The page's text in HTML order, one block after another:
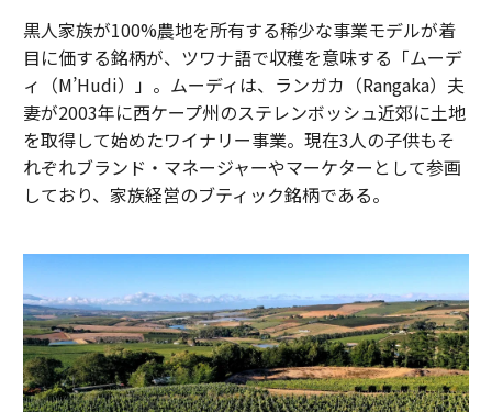
黒人家族が100%農地を所有する稀少な事業モデルが着
目に価する銘柄が、ツワナ語で収穫を意味する「ムーデ
ィ（M’Hudi）」。ムーディは、ランガカ（Rangaka）夫
妻が2003年に西ケープ州のステレンボッシュ近郊に土地
を取得して始めたワイナリー事業。現在3人の子供もそ
れぞれブランド・マネージャーやマーケターとして参画
しており、家族経営のブティック銘柄である。